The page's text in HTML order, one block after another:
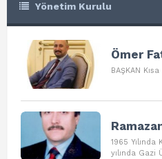
Yönetim Kurulu
Ömer
BAŞKAN
1965
yılında